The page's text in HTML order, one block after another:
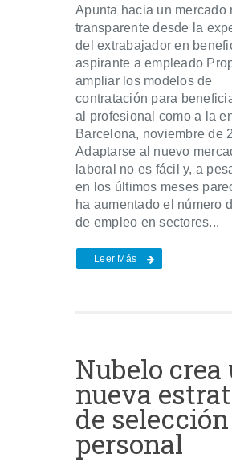
Apunta hacia un mercado
transparente desde la
del extrabajador en
aspirante a empleado
ampliar los modelos de
contratación para
al profesional como a la
Barcelona, noviembre de
Adaptarse al nuevo
laboral no es fácil y, a
en los últimos meses
ha aumentado el número
de empleo en sectores...
Leer Más
Nubelo crea
nueva
de
personal